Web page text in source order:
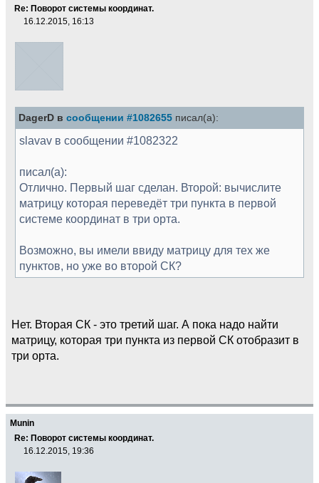
Re: Поворот системы координат.
16.12.2015, 16:13
DagerD в сообщении #1082655 писал(а):
slavav в сообщении #1082322
писал(а):
Отлично. Первый шаг сделан. Второй: вычислите
матрицу которая переведёт три пункта в первой
системе координат в три орта.
Возможно, вы имели ввиду матрицу для тех же
пунктов, но уже во второй СК?
Нет. Вторая СК - это третий шаг. А пока надо найти
матрицу, которая три пункта из первой СК отобразит в
три орта.
Munin
Re: Поворот системы координат.
16.12.2015, 19:36